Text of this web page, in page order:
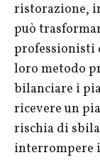
ristorazione,
può
professionisti
loro metodo
bilanciare i
ricevere un
rischia di
interrompere